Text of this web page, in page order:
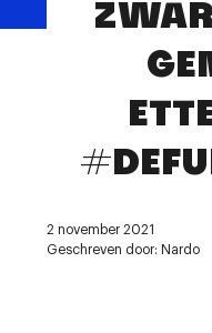
Contact
2 november 2021
Geschreven door: Nardo